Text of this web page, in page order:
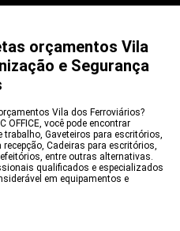
orçamentos Vila
e Segurança
Vila dos Ferroviários?
OFFICE, você pode encontrar
Gaveteiros para escritórios,
Cadeiras para escritórios,
entre outras alternativas.
qualificados e especializados
em equipamentos e